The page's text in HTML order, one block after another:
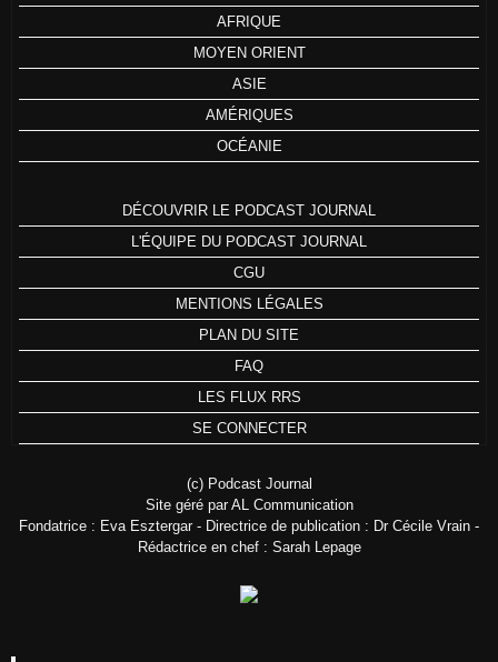
AFRIQUE
MOYEN ORIENT
ASIE
AMÉRIQUES
OCÉANIE
DÉCOUVRIR LE PODCAST JOURNAL
L'ÉQUIPE DU PODCAST JOURNAL
CGU
MENTIONS LÉGALES
PLAN DU SITE
FAQ
LES FLUX RRS
SE CONNECTER
(c) Podcast Journal
Site géré par AL Communication
Fondatrice : Eva Esztergar - Directrice de publication : Dr Cécile Vrain -
Rédactrice en chef : Sarah Lepage